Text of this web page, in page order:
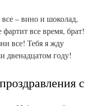
все – вино и шоколад,
фартит все время, брат!
все! Тебя я жду
двенадцатом году!